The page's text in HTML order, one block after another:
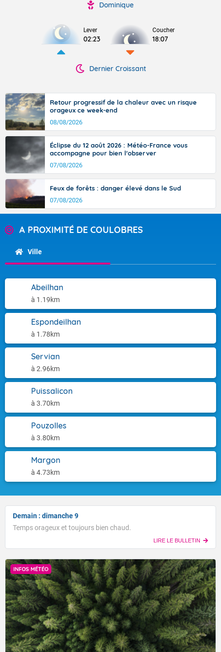
Dominique
Lever
02:23
Coucher
18:07
Dernier Croissant
Retour progressif de la chaleur avec un risque
orageux ce week-end
08/08/2026
Éclipse du 12 août 2026 : Météo-France vous
accompagne pour bien l'observer
07/08/2026
Feux de forêts : danger élevé dans le Sud
07/08/2026
A PROXIMITÉ DE COULOBRES
Ville
Abeilhan
à 1.19km
Espondeilhan
à 1.78km
Servian
à 2.96km
Puissalicon
à 3.70km
Pouzolles
à 3.80km
Margon
à 4.73km
Demain : dimanche 9
Temps orageux et toujours bien chaud.
LIRE LE BULLETIN
INFOS MÉTÉO